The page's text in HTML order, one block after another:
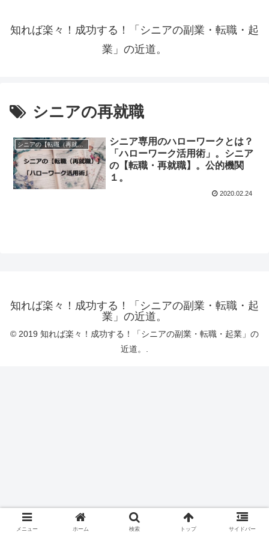
知れば楽々！成功する！「シニアの副業・転職・起
業」の近道。
シニアの再就職
シニアの【転職（再就職）】
シニア専用のハローワークとは？
「ハローワーク活用術」。シニア
の【転職・再就職】。公的機関
１。
2020.02.24
知れば楽々！成功する！「シニアの副業・転職・起
業」の近道。
© 2019 知れば楽々！成功する！「シニアの副業・転職・起業」の
近道。.
メニュー ホーム 検索 トップ サイドバー